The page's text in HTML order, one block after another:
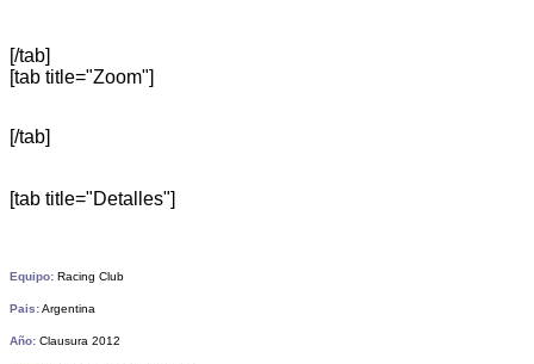
[/tab]
[tab title="Zoom"]
[/tab]
[tab title="Detalles"]
Equipo: Racing Club
Pais:Argentina
Año: Clausura 2012